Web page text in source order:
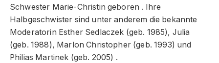
Schwester Marie-Christin geboren . Ihre
Halbgeschwister sind unter anderem die bekannte
Moderatorin Esther Sedlaczek (geb. 1985), Julia
(geb. 1988), Marlon Christopher (geb. 1993) und
Philias Martinek (geb. 2005) .